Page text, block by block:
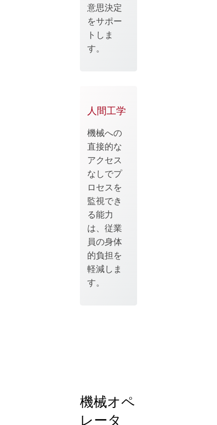
意思決定
をサポー
トしま
す。
人間工学
機械への
直接的な
アクセス
なしでプ
ロセスを
監視でき
る能力
は、従業
員の身体
的負担を
軽減しま
す。
機械オペ
レータ